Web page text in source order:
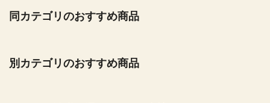
同カテゴリのおすすめ商品
別カテゴリのおすすめ商品